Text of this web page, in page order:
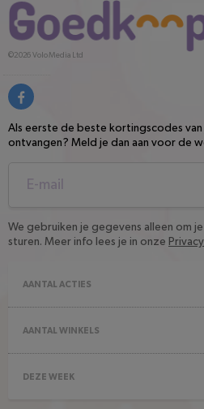
©2026Volo Media Ltd
Als eerste de beste kortingscodes
ontvangen? Meld je dan aan voor de
We gebruiken je gegevens alleen om
sturen. Meer info lees je in onze
AANTAL ACTIES
AANTAL WINKELS
DEZE WEEK